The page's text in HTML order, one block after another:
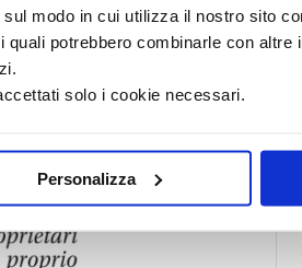
modo in cui utilizza il nostro sito
potrebbero combinarle con altre
solo i cookie necessari.
Personalizza